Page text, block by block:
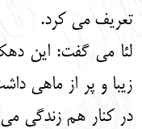
تعریف می کرد.
لئا می گفت: این
زیبا و پر از ماهی
در کنار هم زندگی